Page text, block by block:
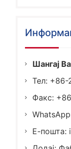
Шангај
Тел: +86-
Факс:
Е-пошта: